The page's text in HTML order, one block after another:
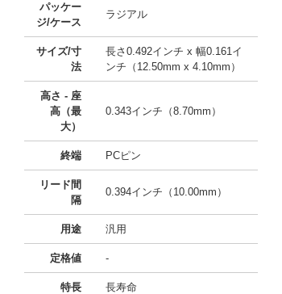
パッケー
ジ/ケース
ラジアル
サイズ/寸
法
長さ0.492インチ x 幅0.161イ
ンチ（12.50mm x 4.10mm）
高さ - 座
高（最
大）
0.343インチ（8.70mm）
終端 PCピン
リード間
隔
0.394インチ（10.00mm）
用途 汎用
定格値 -
特長 長寿命